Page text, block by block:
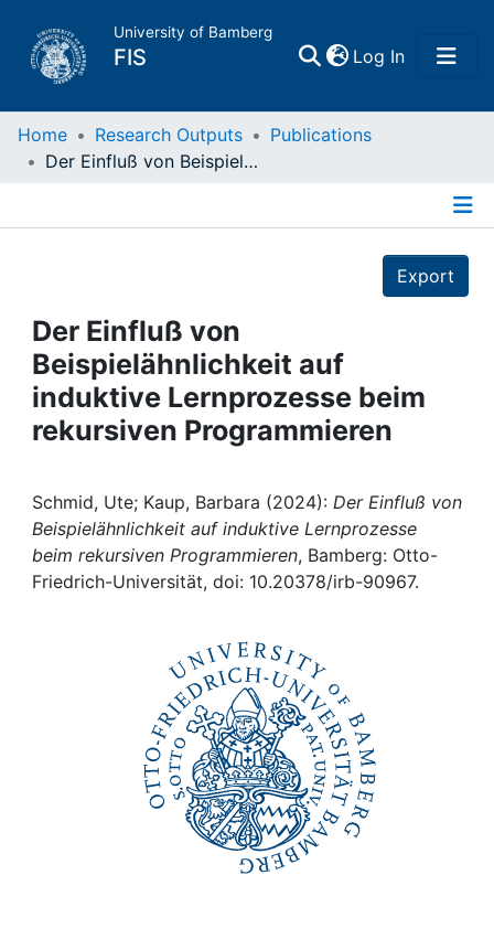
University of Bamberg
FIS Log In(current)
Home
Projects
People
Institutions
Awards
My FIS
Home Research Outputs
Publications
Der Einfluß von Beispielähnlichkeit auf induktive Lernprozesse beim rekursiven Programmieren
Export
Der Einfluß von
Beispielähnlichkeit auf
induktive Lernprozesse beim
rekursiven Programmieren
Schmid, Ute; Kaup, Barbara (2024): Der Einfluß von
Beispielähnlichkeit auf induktive Lernprozesse
beim rekursiven Programmieren, Bamberg: Otto-
Friedrich-Universität, doi: 10.20378/irb-90967.